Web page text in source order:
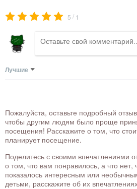
5 / 1
Лучшие
Пожалуйста, оставьте подробный
чтобы другим людям было проще
посещения! Расскажите о том, что
планирует посещение.
Поделитесь с своими впечатлениями
о том, что вам понравилось, а что нет,
показалось интересным или
детьми, расскажите об их